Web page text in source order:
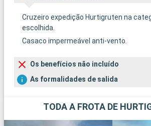
Cruzeiro expedição Hurtigruten na
escolhida.
Casaco impermeável anti-vento.
Os benefícios não incluído
As formalidades de salida
TODA A FROTA DE